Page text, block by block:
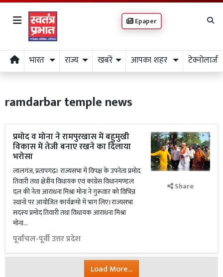
Epaper
भारत राज्य खबरें आपका शहर टेक्नोलाजी
ramdarbar temple news
प्रमोद व मोना ने रामपुरखास में बहुमुखी
विकास में तेजी बनाए रखने का दिलाया
भरोसा
लालगंज, प्रतापगढ़। राज्यसभा में विपक्ष के उपनेता प्रमोद
तिवारी तथा क्षेत्रीय विधायक एवं कांग्रेस विधानमण्डल
दल की नेता आराधना मिश्रा मोना ने गुरूवार को विभिन्न
स्थानों पर आयोजित कार्यक्रमो में भाग लिए।राज्यसभा
सदस्य प्रमोद तिवारी तथा विधायक आराधना मिश्रा
मोना...
पूर्वांचल-पूर्वी उत्तर प्रदेश
Share
Load More...